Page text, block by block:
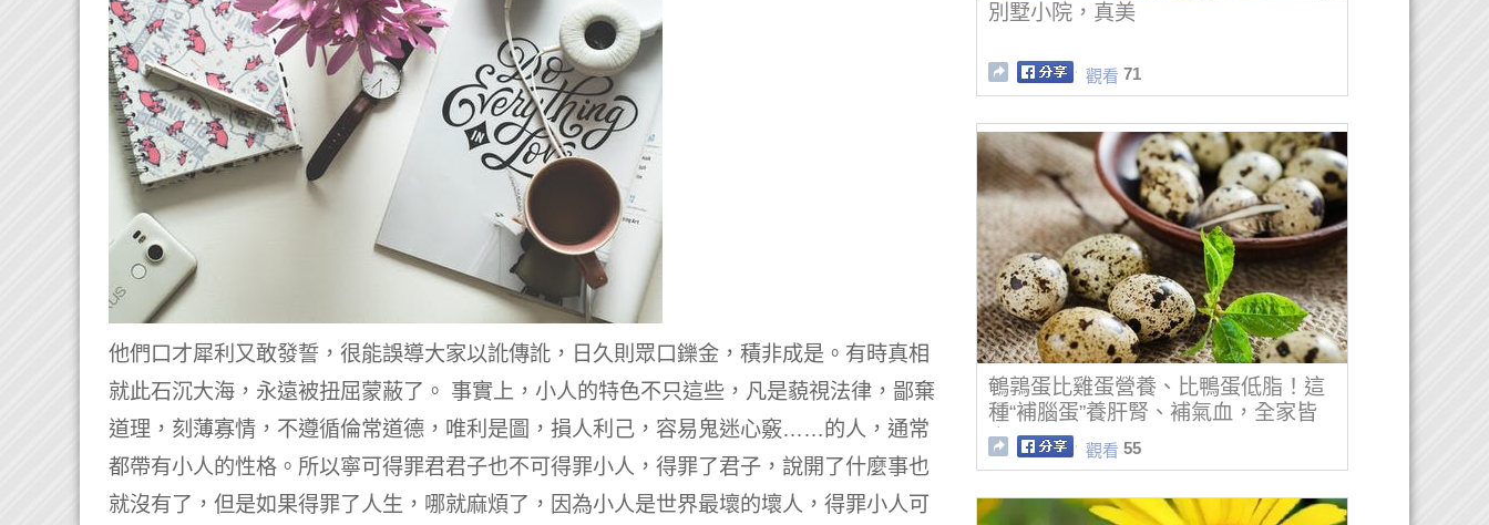
他們口才犀利又敢發誓，很能誤導大家以訛傳訛，日久則眾口鑠金，積非成是。有時真相
就此石沉大海，永遠被扭屈蒙蔽了。 事實上，小人的特色不只這些，凡是藐視法律，鄙棄
道理，刻薄寡情，不遵循倫常道德，唯利是圖，損人利己，容易鬼迷心竅……的人，通常
都帶有小人的性格。所以寧可得罪君君子也不可得罪小人，得罪了君子，說開了什麼事也
就沒有了，但是如果得罪了人生，哪就麻煩了，因為小人是世界最壞的壞人，得罪小人可
別墅小院，真美
觀看 71
鵪鶉蛋比雞蛋營養、比鴨蛋低脂！這
種“補腦蛋”養肝腎、補氣血，全家皆
宜
觀看 55